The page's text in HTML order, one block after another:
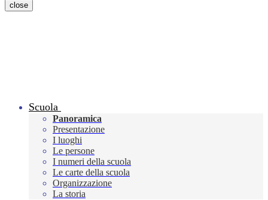
close
Scuola
Panoramica
Presentazione
I luoghi
Le persone
I numeri della scuola
Le carte della scuola
Organizzazione
La storia